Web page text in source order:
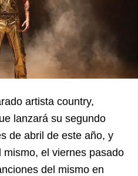
artista country,
lanzará su segundo
de abril de este año, y
el viernes pasado
del mismo en